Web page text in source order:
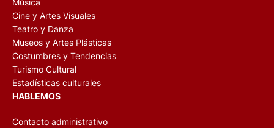
Música
Cine y Artes Visuales
Teatro y Danza
Museos y Artes Plásticas
Costumbres y Tendencias
Turismo Cultural
Estadísticas culturales
HABLEMOS
Contacto administrativo